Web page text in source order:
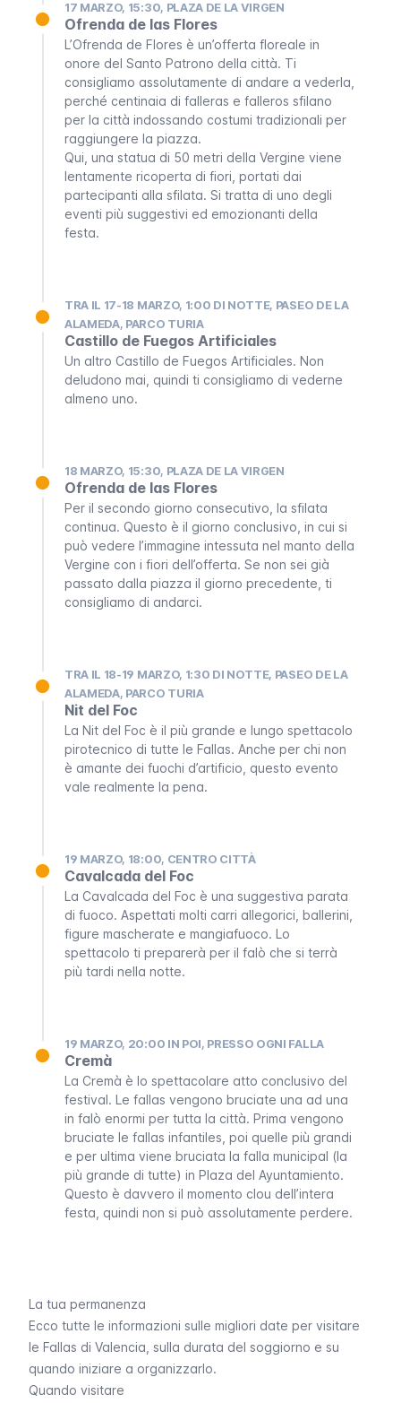
17 MARZO, 15:30, PLAZA DE LA VIRGEN
Ofrenda de las Flores
L’Ofrenda de Flores è un’offerta floreale in
onore del Santo Patrono della città. Ti
consigliamo assolutamente di andare a vederla,
perché centinaia di falleras e falleros sfilano
per la città indossando costumi tradizionali per
raggiungere la piazza.
Qui, una statua di 50 metri della Vergine viene
lentamente ricoperta di fiori, portati dai
partecipanti alla sfilata. Si tratta di uno degli
eventi più suggestivi ed emozionanti della
festa.
TRA IL 17-18 MARZO, 1:00 DI NOTTE, PASEO DE LA
ALAMEDA, PARCO TURIA
Castillo de Fuegos Artificiales
Un altro Castillo de Fuegos Artificiales. Non
deludono mai, quindi ti consigliamo di vederne
almeno uno.
18 MARZO, 15:30, PLAZA DE LA VIRGEN
Ofrenda de las Flores
Per il secondo giorno consecutivo, la sfilata
continua. Questo è il giorno conclusivo, in cui si
può vedere l’immagine intessuta nel manto della
Vergine con i fiori dell’offerta. Se non sei già
passato dalla piazza il giorno precedente, ti
consigliamo di andarci.
TRA IL 18-19 MARZO, 1:30 DI NOTTE, PASEO DE LA
ALAMEDA, PARCO TURIA
Nit del Foc
La Nit del Foc è il più grande e lungo spettacolo
pirotecnico di tutte le Fallas. Anche per chi non
è amante dei fuochi d’artificio, questo evento
vale realmente la pena.
19 MARZO, 18:00, CENTRO CITTÀ
Cavalcada del Foc
La Cavalcada del Foc è una suggestiva parata
di fuoco. Aspettati molti carri allegorici, ballerini,
figure mascherate e mangiafuoco. Lo
spettacolo ti preparerà per il falò che si terrà
più tardi nella notte.
19 MARZO, 20:00 IN POI, PRESSO OGNI FALLA
Cremà
La Cremà è lo spettacolare atto conclusivo del
festival. Le fallas vengono bruciate una ad una
in falò enormi per tutta la città. Prima vengono
bruciate le fallas infantiles , poi quelle più grandi
e per ultima viene bruciata la falla municipal (la
più grande di tutte) in Plaza del Ayuntamiento.
Questo è davvero il momento clou dell’intera
festa, quindi non si può assolutamente perdere.
La tua permanenza
Ecco tutte le informazioni sulle migliori date per visitare
le Fallas di Valencia, sulla durata del soggiorno e su
quando iniziare a organizzarlo.
Quando visitare